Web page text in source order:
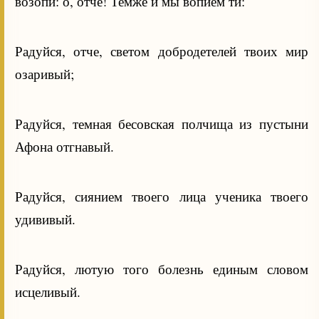
Радуйся, отче, светом добродетелей твоих мир
озаривый;
Радуйся, темная бесовская полчища из пустыни
Афона отгнавый.
Радуйся, сиянием твоего лица ученика твоего
удививый.
Радуйся, лютую того болезнь единым словом
исцеливый.